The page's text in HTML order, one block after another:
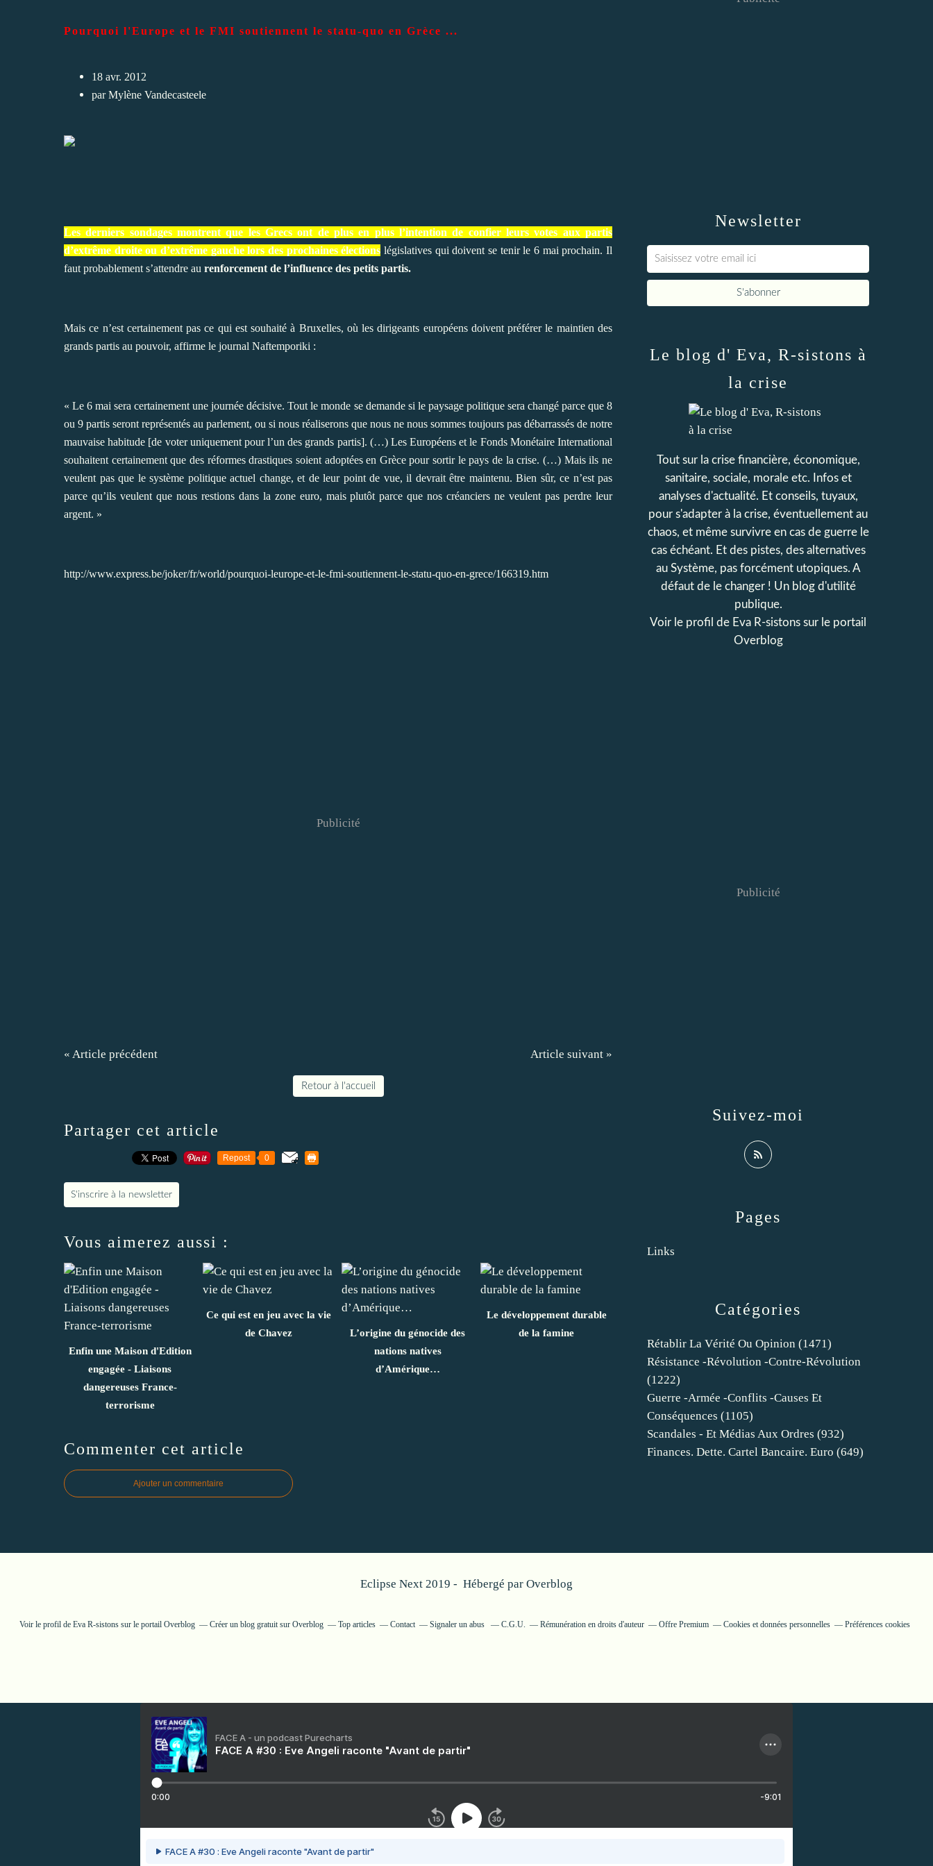
Pourquoi l'Europe et le FMI soutiennent le statu-quo en Grèce ...
18 avr. 2012
par Mylène Vandecasteele
Les derniers sondages montrent que les Grecs ont de plus en plus l’intention de confier leurs votes aux partis
d’extrême droite ou d’extrême gauche lors des prochaines élections législatives qui doivent se tenir le 6 mai prochain. Il
faut probablement s’attendre au renforcement de l’influence des petits partis.
Mais ce n’est certainement pas ce qui est souhaité à Bruxelles, où les dirigeants européens doivent préférer le maintien des
grands partis au pouvoir, affirme le journal Naftemporiki :
« Le 6 mai sera certainement une journée décisive. Tout le monde se demande si le paysage politique sera changé parce que 8
ou 9 partis seront représentés au parlement, ou si nous réaliserons que nous ne nous sommes toujours pas débarrassés de notre
mauvaise habitude [de voter uniquement pour l’un des grands partis]. (…) Les Européens et le Fonds Monétaire International
souhaitent certainement que des réformes drastiques soient adoptées en Grèce pour sortir le pays de la crise. (…) Mais ils ne
veulent pas que le système politique actuel change, et de leur point de vue, il devrait être maintenu. Bien sûr, ce n’est pas
parce qu’ils veulent que nous restions dans la zone euro, mais plutôt parce que nos créanciers ne veulent pas perdre leur
argent. »
http://www.express.be/joker/fr/world/pourquoi-leurope-et-le-fmi-soutiennent-le-statu-quo-en-grece/166319.htm
Publicité
« Article précédent Article suivant »
Retour à l'accueil
Partager cet article
Repost 0
S'inscrire à la newsletter
Vous aimerez aussi :
Enfin une Maison d'Edition
engagée - Liaisons
dangereuses France-
terrorisme
Ce qui est en jeu avec la vie
de Chavez
L’origine du génocide des
nations natives
d’Amérique…
Le développement durable
de la famine
Commenter cet article
Ajouter un commentaire
Newsletter
Catégories
Rétablir La Vérité Ou Opinion (1471)
Résistance -révolution -contre-Révolution
(1222)
Guerre -armée -conflits -causes Et
Conséquences (1105)
Scandales - Et Médias Aux Ordres (932)
Finances. Dette. Cartel Bancaire. Euro (649)
Pages
Links
Le blog d' Eva, R-sistons à
la crise
Tout sur la crise financière, économique,
sanitaire, sociale, morale etc. Infos et
analyses d'actualité. Et conseils, tuyaux,
pour s'adapter à la crise, éventuellement au
chaos, et même survivre en cas de guerre le
cas échéant. Et des pistes, des alternatives
au Système, pas forcément utopiques. A
défaut de le changer ! Un blog d'utilité
publique.
Voir le profil de Eva R-sistons sur le portail
Overblog
Suivez-moi
Publicité
Eclipse Next 2019 - Hébergé par Overblog
Voir le profil de Eva R-sistonssur le portail Overblog Créer un blog gratuit sur Overblog Top articles Contact Signaler un abus C.G.U. Rémunération en droits d'auteur Offre Premium Cookies et données personnelles Préférences cookies
FACE A - un podcast Purecharts
FACE A #30 : Eve Angeli raconte "Avant de partir"
0:00 -9:01
FACE A #30 : Eve Angeli raconte "Avant de partir"